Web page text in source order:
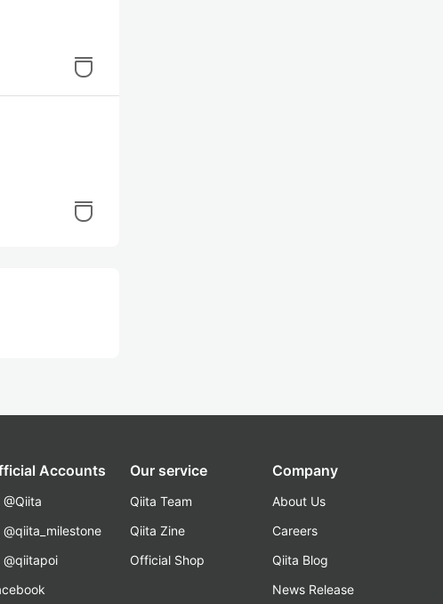
Accounts
@Qiita
@qiita_milestone
@qiitapoi
Our service
Qiita Team
Qiita Zine
Official Shop
Company
About Us
Careers
Qiita Blog
News Release